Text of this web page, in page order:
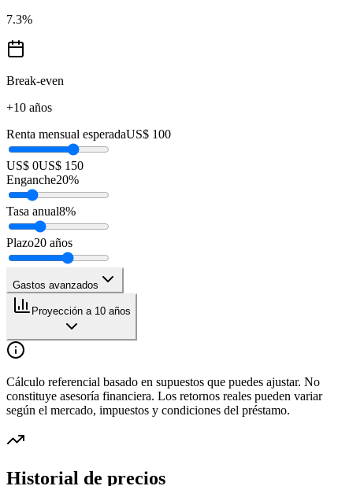
7.3%
Break-even
+10 años
Renta mensual esperadaUS$ 100
US$ 0US$ 150
Enganche20%
Tasa anual8%
Plazo20 años
Gastos avanzados
Proyección a 10 años
Cálculo referencial basado en supuestos que puedes ajustar. No
constituye asesoría financiera. Los retornos reales pueden variar
según el mercado, impuestos y condiciones del préstamo.
Historial de precios